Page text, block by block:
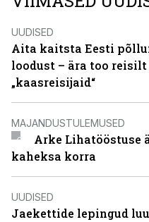
UUDISED
Aita kaitsta Eesti
loodust – ära too
„kaasreisijaid“
MAJANDUSTULEMUSED
Arke Lihatööstuse
kaheksa korra
UUDISED
Jaekettide lepingud